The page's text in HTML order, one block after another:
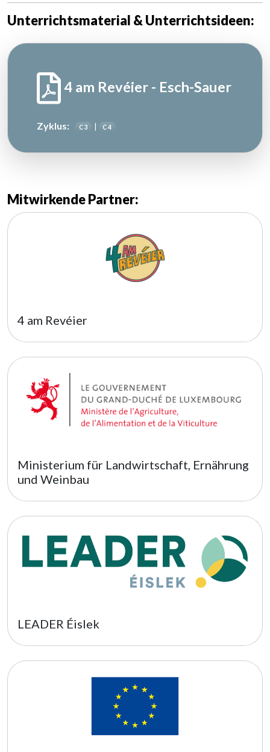
Unterrichtsmaterial & Unterrichtsideen:
4 am Revéier - Esch-Sauer
Zyklus: C 3 | C 4
Mitwirkende Partner:
4 am Revéier
Ministerium für Landwirtschaft, Ernährung
und Weinbau
LEADER Éislek